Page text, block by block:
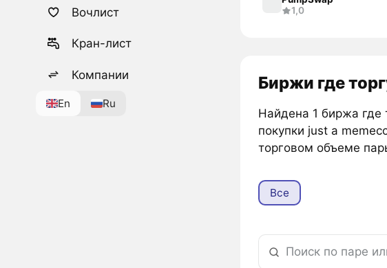
Вочлист
Кран-лист
Компании
En Ru
1,0
Биржи где
Найдена 1 биржа где
покупки just a
торговом объеме
Все